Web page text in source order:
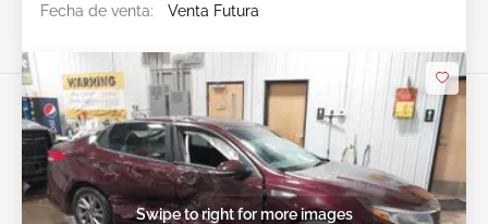
Fecha de venta:
Venta Futura
Swipe to right for more images